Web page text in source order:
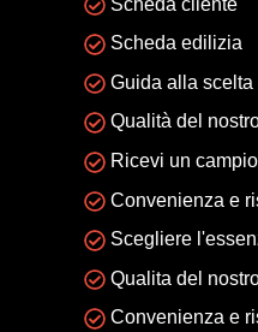
Scheda edilizia
Guida alla scelta
Qualità del
Ricevi un
Convenienza e
Scegliere
Qualita del
Convenienza e